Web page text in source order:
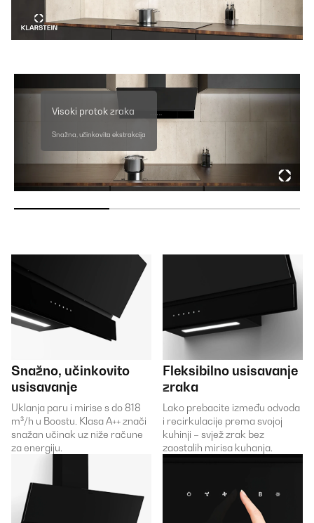
Visoki protok zraka
Snažna, učinkovita ekstrakcija
Snažno, učinkovito
usisavanje
Uklanja paru i mirise s do 818
m³/h u Boostu. Klasa A++ znači
snažan učinak uz niže račune
za energiju.
Fleksibilno usisavanje
zraka
Lako prebacite između odvoda
i recirkulacije prema svojoj
kuhinji – svjež zrak bez
zaostalih mirisa kuhanja.